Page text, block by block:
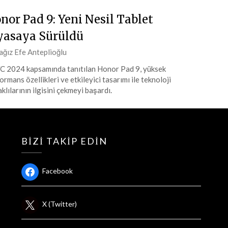
Pad 9: Yeni Nesil Tablet
Sürüldü
Efe Anteplioğlu
2024 kapsamında tanıtılan Honor Pad 9, yüksek
özellikleri ve etkileyici tasarımı ile teknoloji
ilgisini çekmeyi başardı.
BIZI TAKIP EDIN
Facebook
X (Twitter)